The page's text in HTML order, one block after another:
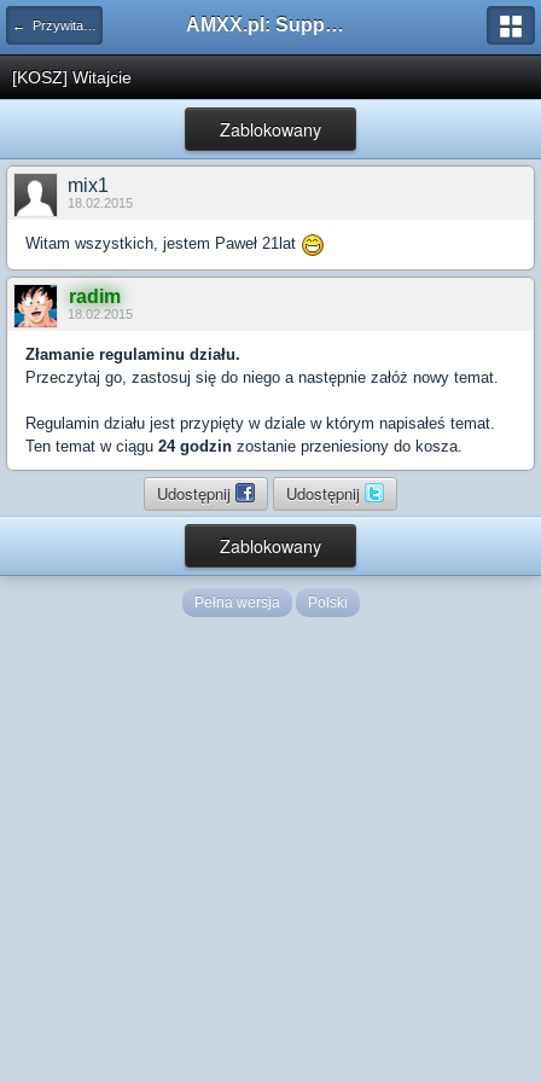
← Przywitaj się AMXX.pl: Support AMX Mod X i SourceMod
[KOSZ] Witajcie
Zablokowany
mix1
18.02.2015
Witam wszystkich, jestem Paweł 21lat
radim
18.02.2015
Złamanie regulaminu działu.
Przeczytaj go, zastosuj się do niego a następnie załóż nowy temat.
Regulamin działu jest przypięty w dziale w którym napisałeś temat.
Ten temat w ciągu 24 godzin zostanie przeniesiony do kosza.
Udostępnij Udostępnij
Zablokowany
Pełna wersja Polski